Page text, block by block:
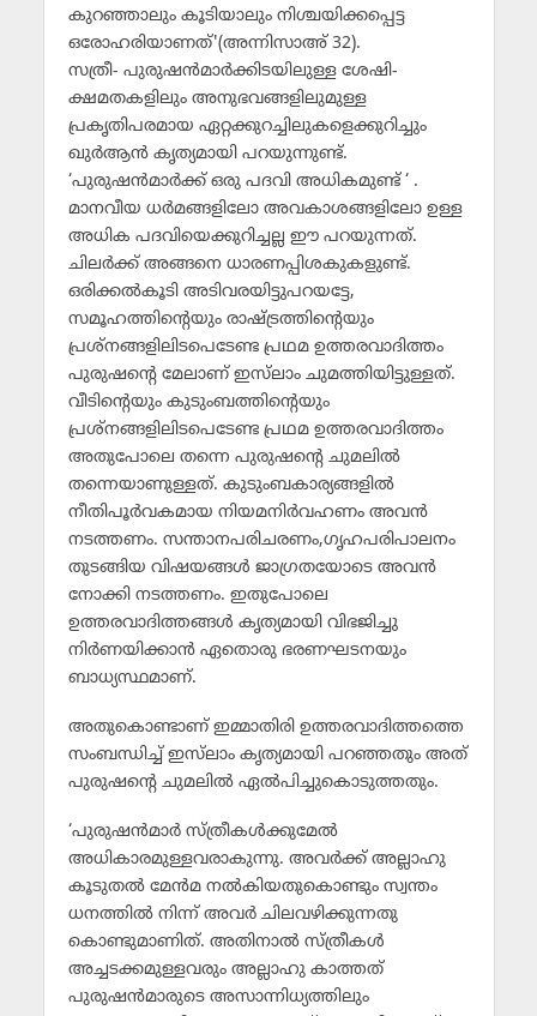
കുറഞ്ഞാലും കൂടിയാലും നിശ്ചയിക്കപ്പെട്ട
ഒരോഹരിയാണത്'(അന്നിസാഅ് 32).
സത്രീ- പുരുഷന്‍മാര്‍ക്കിടയിലുള്ള ശേഷി-
ക്ഷമതകളിലും അനുഭവങ്ങളിലുമുള്ള
പ്രകൃതിപരമായ ഏറ്റക്കുറച്ചിലുകളെക്കുറിച്ചും
ഖുര്‍ആന്‍ കൃത്യമായി പറയുന്നുണ്ട്.
‘പുരുഷന്‍മാര്‍ക്ക് ഒരു പദവി അധികമുണ്ട് ‘ .
മാനവീയ ധര്‍മങ്ങളിലോ അവകാശങ്ങളിലോ ഉള്ള
അധിക പദവിയെക്കുറിച്ചല്ല ഈ പറയുന്നത്.
ചിലര്‍ക്ക് അങ്ങനെ ധാരണപ്പിശകുകളുണ്ട്.
ഒരിക്കല്‍കൂടി അടിവരയിട്ടുപറയട്ടേ,
സമൂഹത്തിന്റെയും രാഷ്ട്രത്തിന്റെയും
പ്രശ്‌നങ്ങളിലിടപെടേണ്ട പ്രഥമ ഉത്തരവാദിത്തം
പുരുഷന്റെ മേലാണ് ഇസ്‌ലാം ചുമത്തിയിട്ടുള്ളത്.
വീടിന്റെയും കുടുംബത്തിന്റെയും
പ്രശ്‌നങ്ങളിലിടപെടേണ്ട പ്രഥമ ഉത്തരവാദിത്തം
അതുപോലെ തന്നെ പുരുഷന്റെ ചുമലില്‍
തന്നെയാണുള്ളത്. കുടുംബകാര്യങ്ങളില്‍
നീതിപൂര്‍വകമായ നിയമനിര്‍വഹണം അവന്‍
നടത്തണം. സന്താനപരിചരണം,ഗൃഹപരിപാലനം
തുടങ്ങിയ വിഷയങ്ങള്‍ ജാഗ്രതയോടെ അവന്‍
നോക്കി നടത്തണം. ഇതുപോലെ
ഉത്തരവാദിത്തങ്ങള്‍ കൃത്യമായി വിഭജിച്ചു
നിര്‍ണയിക്കാന്‍ ഏതൊരു ഭരണഘടനയും
ബാധ്യസ്ഥമാണ്.
അതുകൊണ്ടാണ് ഇമ്മാതിരി ഉത്തരവാദിത്തത്തെ
സംബന്ധിച്ച് ഇസ്‌ലാം കൃത്യമായി പറഞ്ഞതും അത്
പുരുഷന്റെ ചുമലില്‍ ഏല്‍പിച്ചുകൊടുത്തതും.
‘പുരുഷന്‍മാര്‍ സ്ത്രീകള്‍ക്കുമേല്‍
അധികാരമുള്ളവരാകുന്നു. അവര്‍ക്ക് അല്ലാഹു
കൂടുതല്‍ മേന്‍മ നല്‍കിയതുകൊണ്ടും സ്വന്തം
ധനത്തില്‍ നിന്ന് അവര്‍ ചിലവഴിക്കുന്നതു
കൊണ്ടുമാണിത്. അതിനാല്‍ സ്ത്രീകള്‍
അച്ചടക്കമുള്ളവരും അല്ലാഹു കാത്തത്
പുരുഷന്‍മാരുടെ അസാന്നിധ്യത്തിലും